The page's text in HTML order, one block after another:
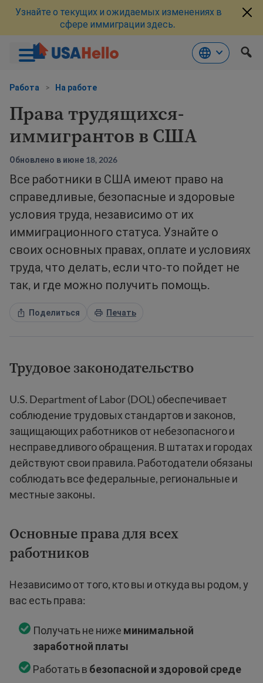
Узнайте о текущих и ожидаемых изменениях в
сфере иммиграции здесь.
Работа > На работе
Права трудящихся-
иммигрантов в США
Обновлено в июне 18, 2026
Все работники в США имеют право на
справедливые, безопасные и здоровые
условия труда, независимо от их
иммиграционного статуса. Узнайте о
своих основных правах, оплате и условиях
труда, что делать, если что-то пойдет не
так, и где можно получить помощь.
Поделиться Печать
Трудовое законодательство
U.S. Department of Labor (DOL) обеспечивает
соблюдение трудовых стандартов и законов,
защищающих работников от небезопасного и
несправедливого обращения. В штатах и городах
действуют свои правила. Работодатели обязаны
соблюдать все федеральные, региональные и
местные законы.
Основные права для всех
работников
Независимо от того, кто вы и откуда вы родом, у
вас есть права:
Получать не ниже минимальной
заработной платы
Работать в безопасной и здоровой среде